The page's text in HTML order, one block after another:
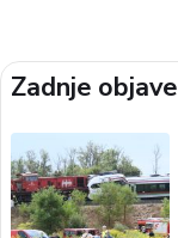
Zadnje objave